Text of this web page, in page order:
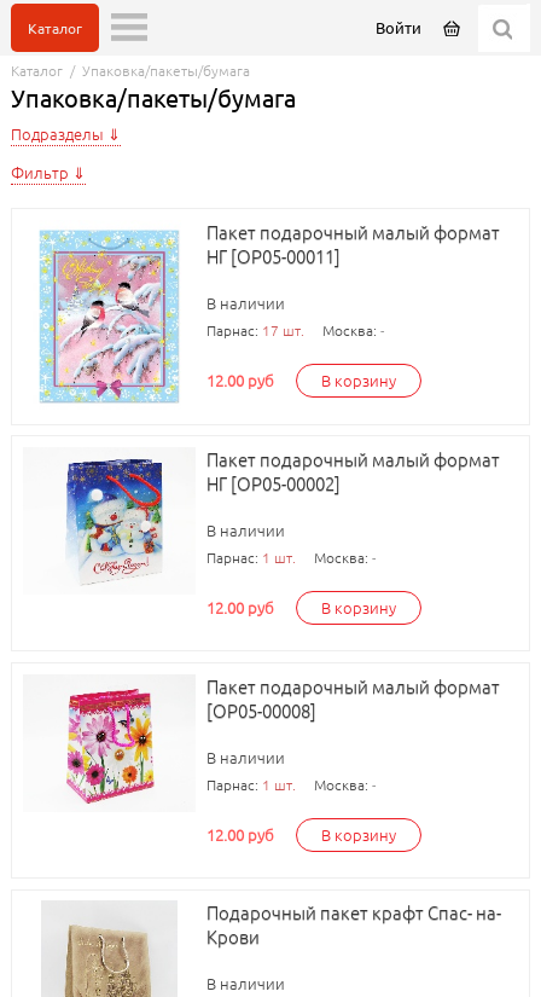
Войти
Каталог
Каталог/ Упаковка/пакеты/бумага
Упаковка/пакеты/бумага
Подразделы
Фильтр
Пакет подарочный малый формат
НГ [ОР05-00011]
В наличии
Парнас: 17 шт. Москва: -
12.00 руб В корзину
Пакет подарочный малый формат
НГ [ОР05-00002]
В наличии
Парнас: 1 шт. Москва: -
12.00 руб В корзину
Пакет подарочный малый формат
[ОР05-00008]
В наличии
Парнас: 1 шт. Москва: -
12.00 руб В корзину
Подарочный пакет крафт Спас- на-
Крови
В наличии